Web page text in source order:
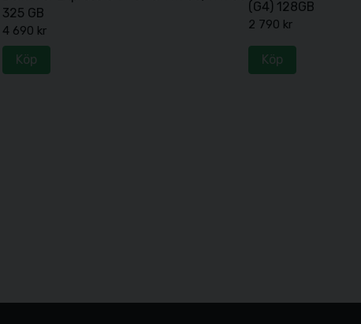
325 GB
4 690 kr
Köp
(G4) 128GB
2 790 kr
Köp